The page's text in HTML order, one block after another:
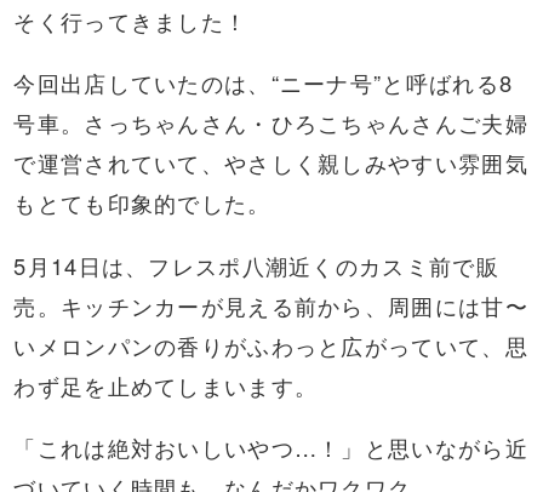
そく行ってきました！
今回出店していたのは、“ニーナ号”と呼ばれる8
号車。さっちゃんさん・ひろこちゃんさんご夫婦
で運営されていて、やさしく親しみやすい雰囲気
もとても印象的でした。
5月14日は、フレスポ八潮近くのカスミ前で販
売。キッチンカーが見える前から、周囲には甘〜
いメロンパンの香りがふわっと広がっていて、思
わず足を止めてしまいます。
「これは絶対おいしいやつ…！」と思いながら近